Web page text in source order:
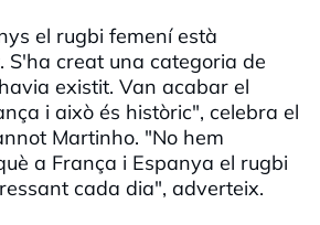
el rugbi femení està
S'ha creat una categoria de
existit. Van acabar el
i això és històric", celebra el
Martinho. "No hem
a França i Espanya el rugbi
cada dia", adverteix.